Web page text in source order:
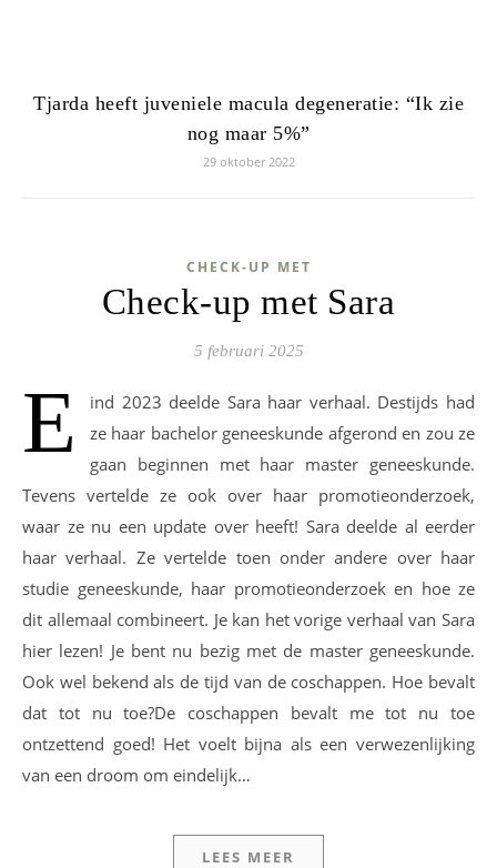
Tjarda heeft juveniele macula degeneratie: “Ik zie
nog maar 5%”
29 oktober 2022
CHECK-UP MET
Check-up met Sara
5 februari 2025
E
ind 2023 deelde Sara haar verhaal. Destijds had
ze haar bachelor geneeskunde afgerond en zou ze
gaan beginnen met haar master geneeskunde.
Tevens vertelde ze ook over haar promotieonderzoek,
waar ze nu een update over heeft! Sara deelde al eerder
haar verhaal. Ze vertelde toen onder andere over haar
studie geneeskunde, haar promotieonderzoek en hoe ze
dit allemaal combineert. Je kan het vorige verhaal van Sara
hier lezen! Je bent nu bezig met de master geneeskunde.
Ook wel bekend als de tijd van de coschappen. Hoe bevalt
dat tot nu toe?De coschappen bevalt me tot nu toe
ontzettend goed! Het voelt bijna als een verwezenlijking
van een droom om eindelijk…
LEES MEER